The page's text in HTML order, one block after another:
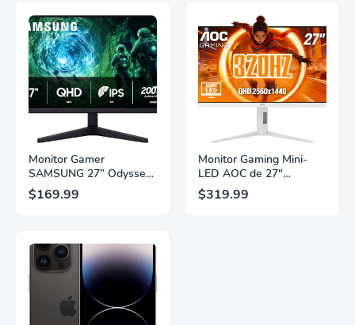
Monitor Gamer
SAMSUNG 27” Odyssey
G5 G53F con Resolución
QHD, HDR10,
Panel IPS, AMD
FreeSync™ Premium,
Ecualizador Negro,
Cambio Automático de
Fuente,
LS27FG532ENXZA
$169.99
Monitor Gaming Mini-
LED AOC de 27"
Pulgadas, QHD
2560×1440, 320Hz, 1ms
$319.99